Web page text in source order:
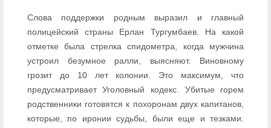
Слова поддержки родным выразил и главный
полицейский страны Ерлан Тургумбаев. На какой
отметке была стрелка спидометра, когда мужчина
устроил безумное ралли, выясняют. Виновному
грозит до 10 лет колонии. Это максимум, что
предусматривает Уголовный кодекс. Убитые горем
родственники готовятся к похоронам двух капитанов,
которые, по иронии судьбы, были еще и тезками.